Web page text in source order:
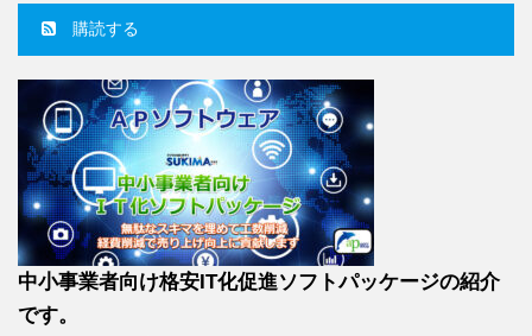
購読する
中小事業者向け格安IT化促進ソフトパッケージの紹介
です。